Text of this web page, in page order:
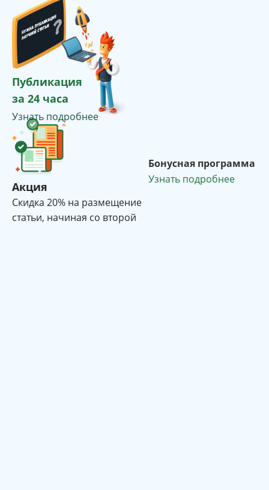
Публикация
за 24 часа
Узнать подробнее
Акция
Cкидка 20% на размещение
статьи, начиная со второй
Бонусная программа
Узнать подробнее